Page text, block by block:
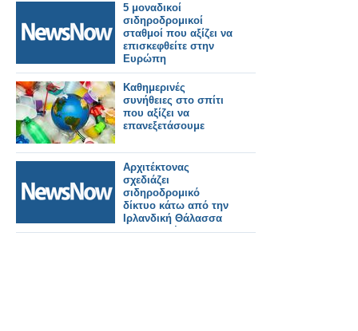
5 μοναδικοί
σιδηροδρομικοί
σταθμοί που αξίζει να
επισκεφθείτε στην
Ευρώπη
Καθημερινές
συνήθειες στο σπίτι
που αξίζει να
επανεξετάσουμε
Αρχιτέκτονας
σχεδιάζει
σιδηροδρομικό
δίκτυο κάτω από την
Ιρλανδική Θάλασσα
που συνδέει το